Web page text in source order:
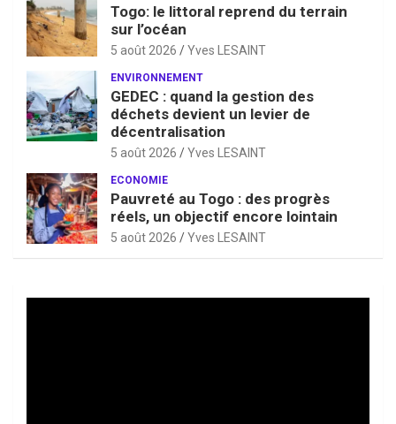
Togo: le littoral reprend du terrain
sur l’océan
5 août 2026 Yves LESAINT
ENVIRONNEMENT
GEDEC : quand la gestion des
déchets devient un levier de
décentralisation
5 août 2026 Yves LESAINT
ECONOMIE
Pauvreté au Togo : des progrès
réels, un objectif encore lointain
5 août 2026 Yves LESAINT